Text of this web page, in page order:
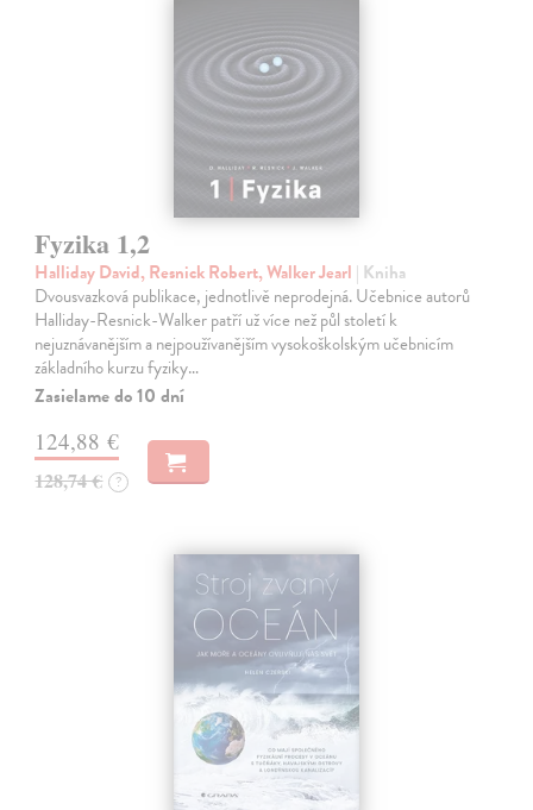
Fyzika 1,2
Halliday David, Resnick Robert, Walker Jearl | Kniha
Dvousvazková publikace, jednotlivě neprodejná. Učebnice autorů
Halliday-Resnick-Walker patří už více než půl století k
nejuznávanějším a nejpoužívanějším vysokoškolským učebnicím
základního kurzu fyziky…
Zasielame do 10 dní
124,88 €
128,74 € ?